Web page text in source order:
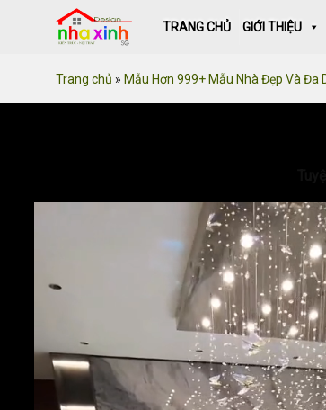
TRANG CHỦ GIỚI THIỆU
Trang chủ » Mẫu Hơn 999+ Mẫu Nhà Đẹp Và Đa